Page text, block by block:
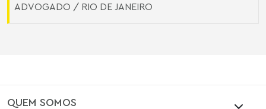
ADVOGADO / RIO DE JANEIRO
QUEM SOMOS